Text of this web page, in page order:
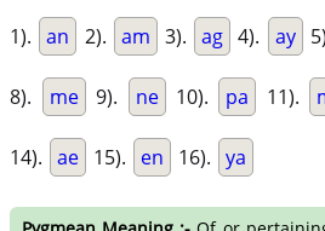
1). an 2). am 3). ag 4). ay
8). me 9). ne 10). pa 11).
14). ae 15). en 16). ya